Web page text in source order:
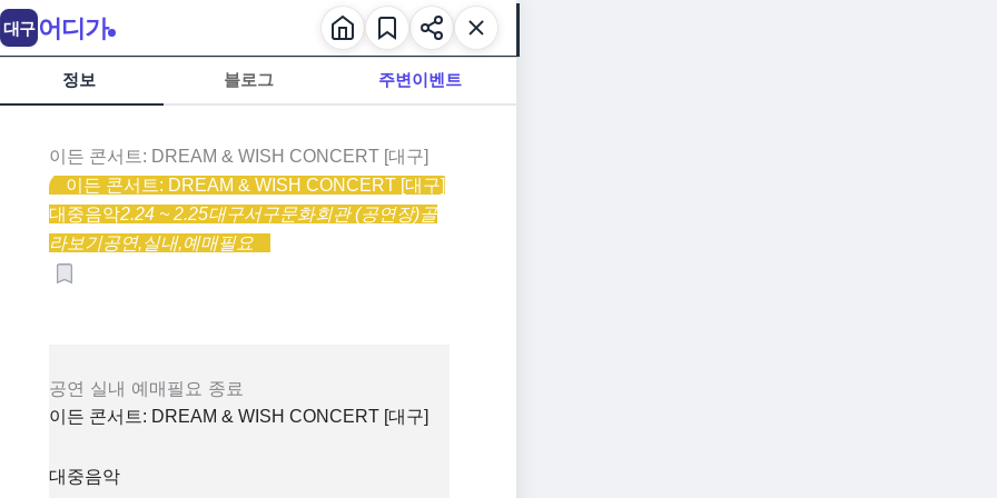
정보 블로그 주변이벤트
이든 콘서트: DREAM & WISH CONCERT [대구]
이든 콘서트: DREAM & WISH CONCERT [대구]
대중음악2.24 ~ 2.25대구서구문화회관 (공연장)골
라보기공연,실내,예매필요
공연 실내 예매필요 종료
이든 콘서트: DREAM & WISH CONCERT [대구]
대중음악
대구 어디가